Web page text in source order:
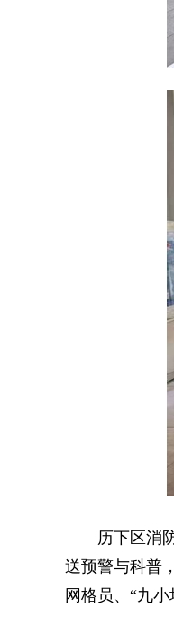
历下区消防
送预警与科普
网格员、“九